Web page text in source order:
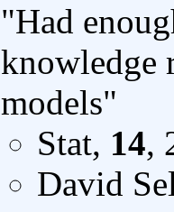
"Had
knowledge
models"
Stat, 14,
David